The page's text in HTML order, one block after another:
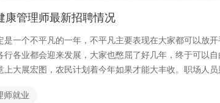
康管理师最新招聘情况
是一个不平凡的一年，不平凡主要表现在大家都可以放
行各业都会迎来发展，大家也憋屈了好几年，终于可以
上大展宏图，农民计划着今年如果才能大丰收。职场人
师就业